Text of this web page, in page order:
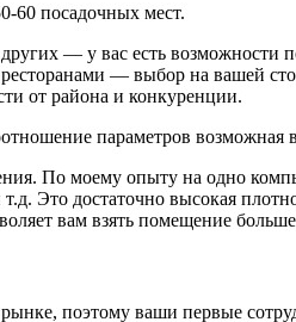
60 посадочных мест.
— у вас есть возможности
— выбор на вашей
от района и конкуренции.
параметров возможная
По моему опыту на одно
Это достаточно высокая
вам взять помещение
рынке, поэтому ваши первые